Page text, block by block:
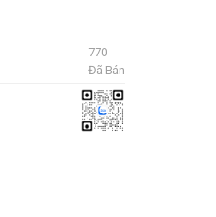
770
Đã Bán